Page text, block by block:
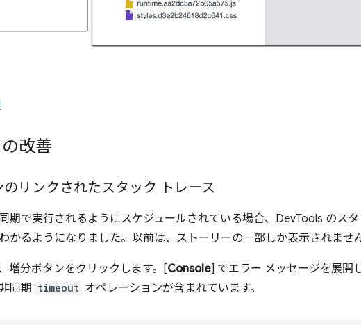
改善
リンクされたスタック トレース
期で実行されるようにスケジュールされている場合、DevTools のス
かるようになりました。以前は、ストーリーの一部しか表示されませ
増分ボタンをクリックします。[Console] でエラー メッセージを展開
同期 timeout オペレーションが含まれています。